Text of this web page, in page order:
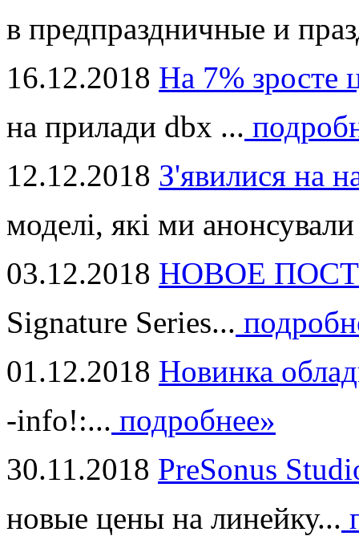
в предпраздничные и
16.12.2018 На 7% зросте
на прилади dbx ...
12.12.2018 З'явилися на
моделі, які ми
03.12.2018 НОВОЕ
Signature Series...
01.12.2018 Новинка
-info!:... подробнее»
30.11.2018 PreSonus
новые цены на линейку...